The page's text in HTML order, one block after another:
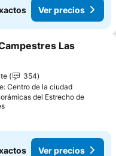
Ver precios
a favoritos
Las
354
Centro de la ciudad
del Estrecho de
Ver precios